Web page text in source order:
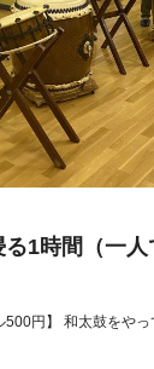
1時間（一人
500円】 和太鼓をや